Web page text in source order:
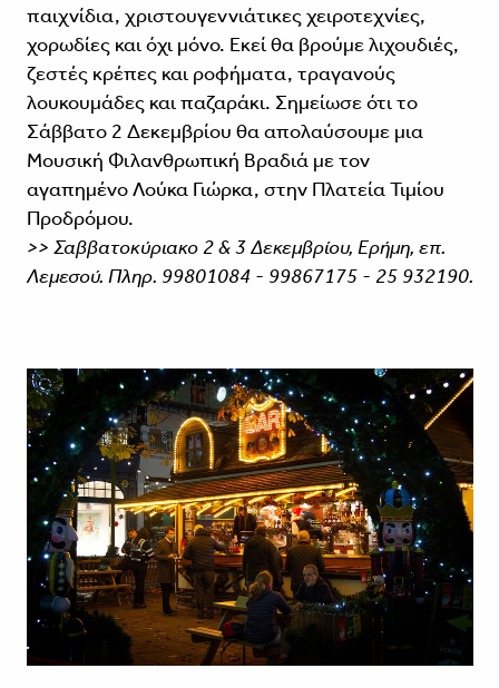
παιχνίδια, χριστουγεννιάτικες χειροτεχνίες,
χορωδίες και όχι μόνο. Εκεί θα βρούμε λιχουδιές,
ζεστές κρέπες και ροφήματα, τραγανούς
λουκουμάδες και παζαράκι. Σημείωσε ότι το
Σάββατο 2 Δεκεμβρίου θα απολαύσουμε μια
Μουσική Φιλανθρωπική Βραδιά με τον
αγαπημένο Λούκα Γιώρκα, στην Πλατεία Τιμίου
Προδρόμου.
>> Σαββατοκύριακο 2 & 3 Δεκεμβρίου, Ερήμη, επ.
Λεμεσού. Πληρ. 99801084 - 99867175 - 25 932190.